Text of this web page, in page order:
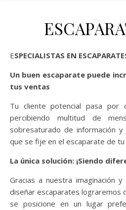
ESPECIALISTAS EN
Un buen escaparate puede
tus ventas
Tu cliente potencial pasa por
percibiendo multitud de
sobresaturado de información
que se fije en el escaparate de
La única solución: ¡Siendo
Gracias a nuestra imaginación
diseñar escaparates lograremos
se posicione en un lugar